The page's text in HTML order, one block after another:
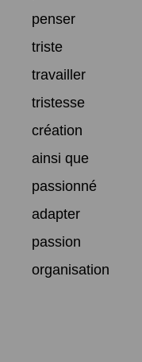
penser
triste
travailler
tristesse
création
ainsi que
passionné
adapter
passion
organisation